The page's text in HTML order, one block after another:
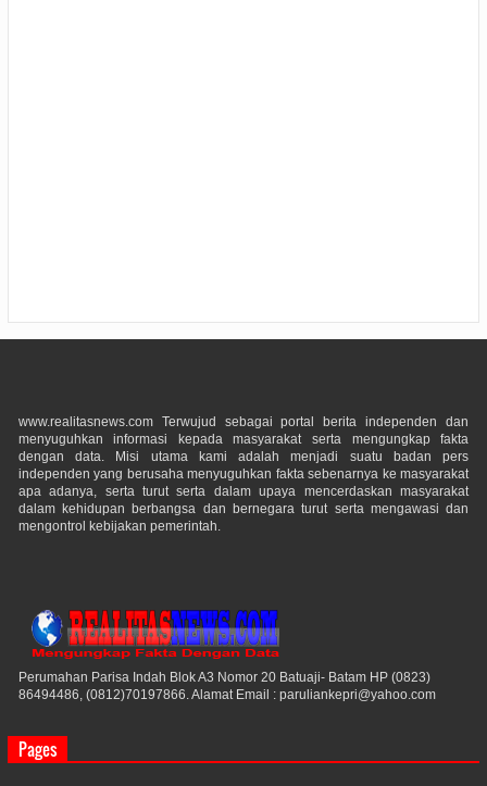
www.realitasnews.com Terwujud sebagai portal berita independen dan
menyuguhkan informasi kepada masyarakat serta mengungkap fakta
dengan data. Misi utama kami adalah menjadi suatu badan pers
independen yang berusaha menyuguhkan fakta sebenarnya ke masyarakat
apa adanya, serta turut serta dalam upaya mencerdaskan masyarakat
dalam kehidupan berbangsa dan bernegara turut serta mengawasi dan
mengontrol kebijakan pemerintah.
Perumahan Parisa Indah Blok A3 Nomor 20 Batuaji- Batam HP (0823)
86494486, (0812)70197866. Alamat Email : paruliankepri@yahoo.com
Pages